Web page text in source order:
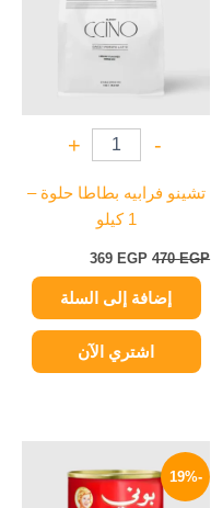
-
+
تشينو فرابيه بطاطا حلوة –
1 كيلو
470EGP
369 EGP
إضافة إلى السلة
اشتري الآن
-19%
الأصلي
هو:
الحالي
هو: